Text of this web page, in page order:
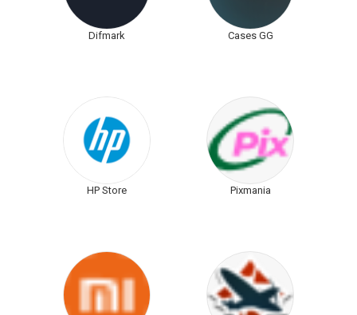
Difmark Cases GG
HP Store Pixmania